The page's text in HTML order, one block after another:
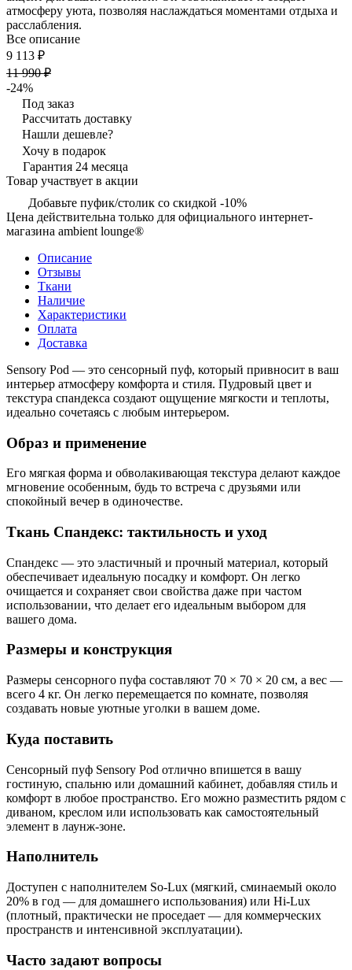
атмосферу уюта, позволяя наслаждаться моментами отдыха и
расслабления.
Все описание
9 113 ₽
11 990 ₽
-24%
Под заказ
Рассчитать доставку
Нашли дешевле?
Хочу в подарок
Гарантия 24 месяца
Товар участвует в акции
Добавьте пуфик/столик со скидкой -10%
Цена действительна только для официального интернет-
магазина ambient lounge®
Описание
Отзывы
Ткани
Наличие
Характеристики
Оплата
Доставка
Sensory Pod — это сенсорный пуф, который привносит в ваш
интерьер атмосферу комфорта и стиля. Пудровый цвет и
текстура спандекса создают ощущение мягкости и теплоты,
идеально сочетаясь с любым интерьером.
Образ и применение
Его мягкая форма и обволакивающая текстура делают каждое
мгновение особенным, будь то встреча с друзьями или
спокойный вечер в одиночестве.
Ткань Спандекс: тактильность и уход
Спандекс — это эластичный и прочный материал, который
обеспечивает идеальную посадку и комфорт. Он легко
очищается и сохраняет свои свойства даже при частом
использовании, что делает его идеальным выбором для
вашего дома.
Размеры и конструкция
Размеры сенсорного пуфа составляют 70 × 70 × 20 см, а вес —
всего 4 кг. Он легко перемещается по комнате, позволяя
создавать новые уютные уголки в вашем доме.
Куда поставить
Сенсорный пуф Sensory Pod отлично впишется в вашу
гостиную, спальню или домашний кабинет, добавляя стиль и
комфорт в любое пространство. Его можно разместить рядом с
диваном, креслом или использовать как самостоятельный
элемент в лаунж-зоне.
Наполнитель
Доступен с наполнителем So-Lux (мягкий, сминаемый около
20% в год — для домашнего использования) или Hi-Lux
(плотный, практически не проседает — для коммерческих
пространств и интенсивной эксплуатации).
Часто задают вопросы